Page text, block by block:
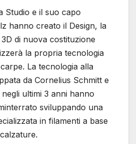
Studio e il suo capo
hanno creato il Design, la
di nuova costituzione
la propria tecnologia
La tecnologia alla
da Cornelius Schmitt e
ultimi 3 anni hanno
sviluppando una
in filamenti a base